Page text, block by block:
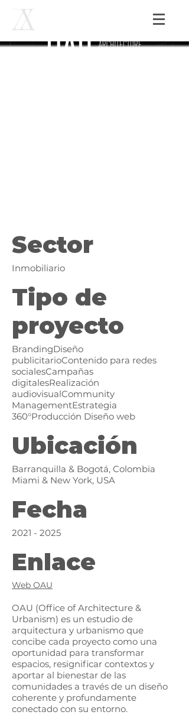
Sector
Inmobiliario
Tipo de
proyecto
BrandingDiseño
publicitarioContenido para redes
socialesCampañas
digitalesRealización
audiovisualCommunity
ManagementEstrategia
360°Producción Diseño web
Ubicación
Barranquilla & Bogotá, Colombia
Miami & New York, USA
Fecha
2021 - 2025
Enlace
Web OAU
OAU (Office of Architecture &
Urbanism) es un estudio de
arquitectura y urbanismo que
concibe cada proyecto como una
oportunidad para transformar
espacios, resignificar contextos y
aportar al bienestar de las
comunidades a través de un diseño
coherente y profundamente
conectado con su entorno.